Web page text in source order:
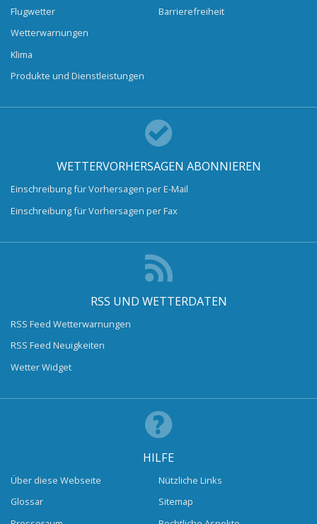
Flugwetter
Wetterwarnungen
Klima
Produkte und Dienstleistungen
Barrierefreiheit
WETTERVORHERSAGEN ABONNIEREN
Einschreibung für Vorhersagen per E-Mail
Einschreibung für Vorhersagen per Fax
RSS UND WETTERDATEN
RSS Feed Wetterwarnungen
RSS Feed Neuigkeiten
Wetter Widget
HILFE
Über diese Webseite
Glossar
Nützliche Links
Sitemap